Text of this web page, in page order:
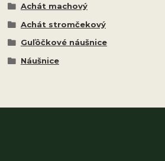
Achát machový
Achát stromčekový
Guľôčkové náušnice
Náušnice